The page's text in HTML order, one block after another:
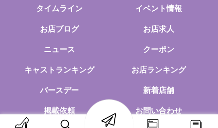
タイムライン イベント情報
お店ブログ お店求人
ニュース クーポン
キャストランキング お店ランキング
バースデー 新着店舗
掲載依頼 お問い合わせ